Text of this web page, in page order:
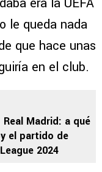
era la UEFA
le queda nada
que hace unas
en el club.
Madrid: a qué
el partido de
2024